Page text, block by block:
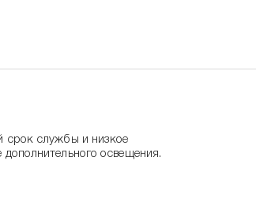
срок службы и низкое
освещения.